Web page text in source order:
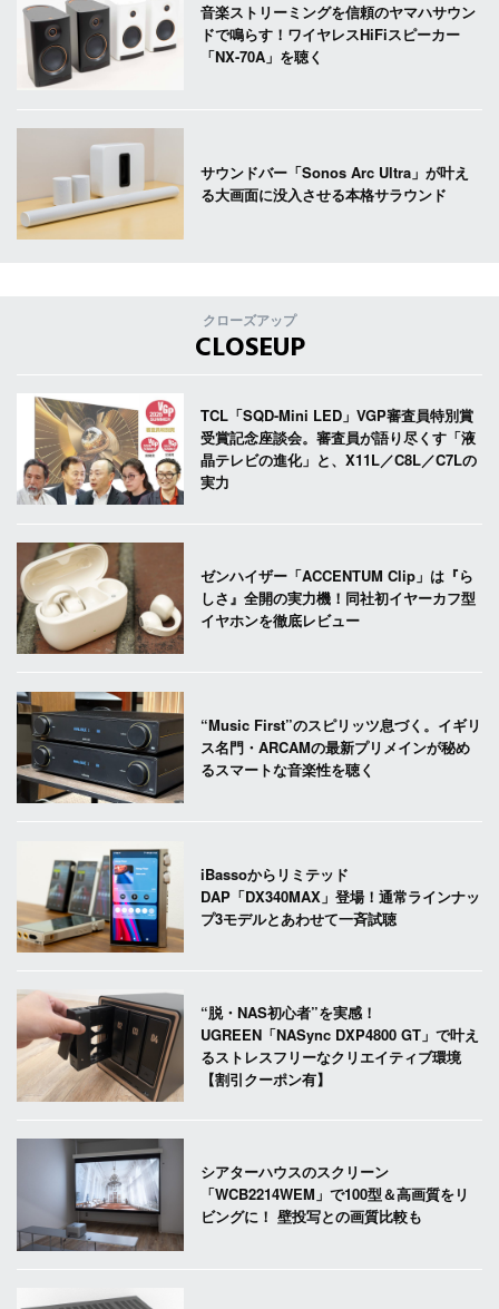
音楽ストリーミングを信頼のヤマハサウン
ドで鳴らす！ワイヤレスHiFiスピーカー
「NX-70A」を聴く
サウンドバー「Sonos Arc Ultra」が叶え
る大画面に没入させる本格サラウンド
クローズアップ
CLOSEUP
TCL「SQD-Mini LED」VGP審査員特別賞
受賞記念座談会。審査員が語り尽くす「液
晶テレビの進化」と、X11L／C8L／C7Lの
実力
ゼンハイザー「ACCENTUM Clip」は『ら
しさ』全開の実力機！同社初イヤーカフ型
イヤホンを徹底レビュー
“Music First”のスピリッツ息づく。イギリ
ス名門・ARCAMの最新プリメインが秘め
るスマートな音楽性を聴く
iBassoからリミテッド
DAP「DX340MAX」登場！通常ラインナッ
プ3モデルとあわせて一斉試聴
“脱・NAS初心者”を実感！
UGREEN「NASync DXP4800 GT」で叶え
るストレスフリーなクリエイティブ環境
【割引クーポン有】
シアターハウスのスクリーン
「WCB2214WEM」で100型＆高画質をリ
ビングに！ 壁投写との画質比較も